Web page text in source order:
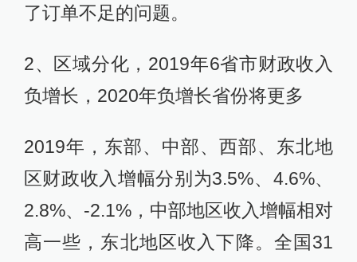
了订单不足的问题。
2、区域分化，2019年6省市财政收入
负增长，2020年负增长省份将更多
2019年，东部、中部、西部、东北地
区财政收入增幅分别为3.5%、4.6%、
2.8%、-2.1%，中部地区收入增幅相对
高一些，东北地区收入下降。全国31